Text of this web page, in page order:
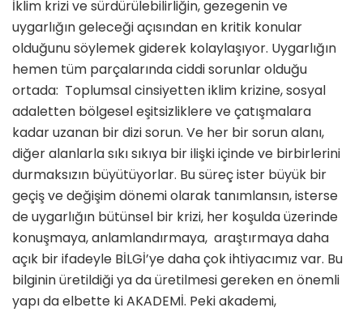
İklim krizi ve sürdürülebilirliğin, gezegenin ve
uygarlığın geleceği açısından en kritik konular
olduğunu söylemek giderek kolaylaşıyor. Uygarlığın
hemen tüm parçalarında ciddi sorunlar olduğu
ortada: Toplumsal cinsiyetten iklim krizine, sosyal
adaletten bölgesel eşitsizliklere ve çatışmalara
kadar uzanan bir dizi sorun. Ve her bir sorun alanı,
diğer alanlarla sıkı sıkıya bir ilişki içinde ve birbirlerini
durmaksızın büyütüyorlar. Bu süreç ister büyük bir
geçiş ve değişim dönemi olarak tanımlansın, isterse
de uygarlığın bütünsel bir krizi, her koşulda üzerinde
konuşmaya, anlamlandırmaya, araştırmaya daha
açık bir ifadeyle BİLGİ’ye daha çok ihtiyacımız var. Bu
bilginin üretildiği ya da üretilmesi gereken en önemli
yapı da elbette ki AKADEMİ. Peki akademi,